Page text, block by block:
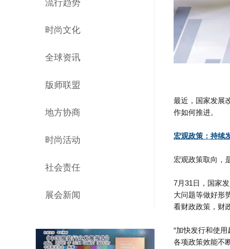
流行趋势
时尚文化
全球资讯
版师联盟
地方协商
时尚活动
社会责任
展会新闻
最近，国家发展
作如何推进。
宏观政策：持续
宏观政策取向，
7月31日，国家
大问题等做好形
看财政政策，财
“加快发行和使
各项政策效能不